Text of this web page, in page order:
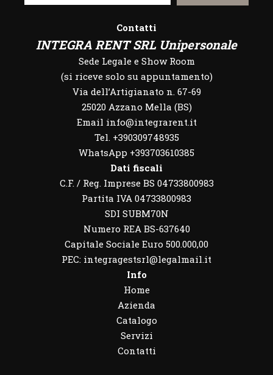
Contatti
INTEGRA RENT SRL Unipersonale
Sede Legale e Show Room
(si riceve solo su appuntamento)
Via dell’Artigianato n. 67-69
25020 Azzano Mella (BS)
Email info@integrarent.it
Tel. +390309748935
WhatsApp +393703610385
Dati fiscali
C.F. / Reg. Imprese BS 04733800983
Partita IVA 04733800983
SDI SUBM70N
Numero REA BS-637640
Capitale Sociale Euro 500.000,00
PEC: integragestsrl@legalmail.it
Info
Home
Azienda
Catalogo
Servizi
Contatti